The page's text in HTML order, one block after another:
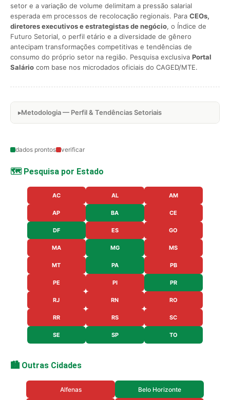
setor e a variação de volume delimitam a pressão salarial
esperada em processos de recolocação regionais. Para CEOs,
diretores executivos e estrategistas de negócio, o Índice de
Futuro Setorial, o perfil etário e a diversidade de gênero
antecipam transformações competitivas e tendências de
consumo do próprio setor na região. Pesquisa exclusiva Portal
Salário com base nos microdados oficiais do CAGED/MTE.
Metodologia — Perfil & Tendências Setoriais
dados prontos verificar
🗺️ Pesquisa por Estado
AC AL AM
AP BA CE
DF ES GO
MA MG MS
MT PA PB
PE PI PR
RJ RN RO
RR RS SC
SE SP TO
🏙️ Outras Cidades
Alfenas Belo Horizonte